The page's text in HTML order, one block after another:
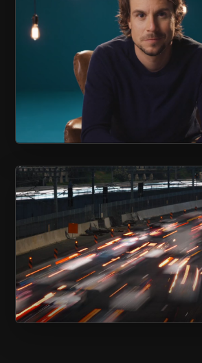
ASSOCIATION
PRÉVENTION DU SUICIDE